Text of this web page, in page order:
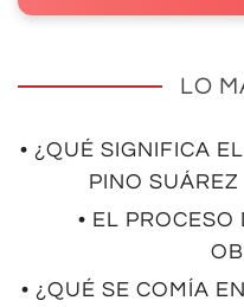
LO
• ¿QUÉ SIGNIFICA
PINO
• EL
• ¿QUÉ SE COMÍA